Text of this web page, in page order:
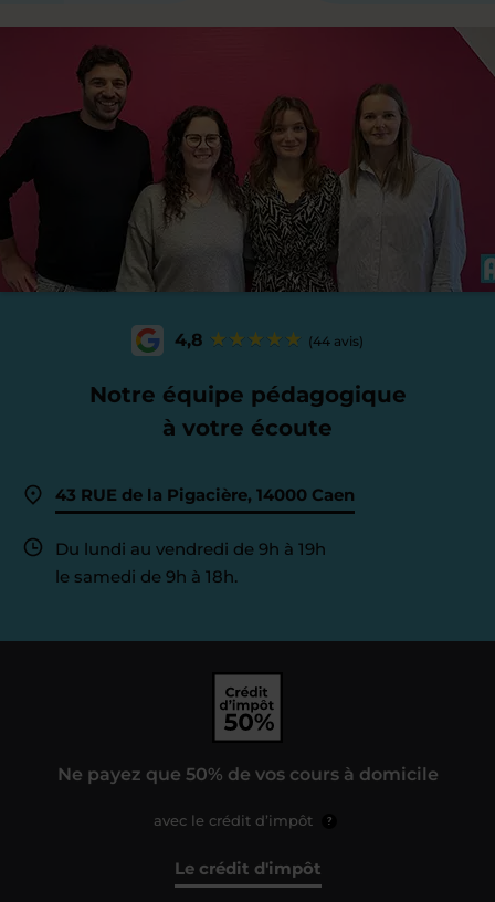
4,8 (44 avis)
Notre équipe pédagogique
à votre écoute
43 RUE de la Pigacière, 14000 Caen
Du lundi au vendredi de 9h à 19h
le samedi de 9h à 18h.
Ne payez que 50% de vos cours à domicile
avec le crédit d’impôt ?
Le crédit d'impôt